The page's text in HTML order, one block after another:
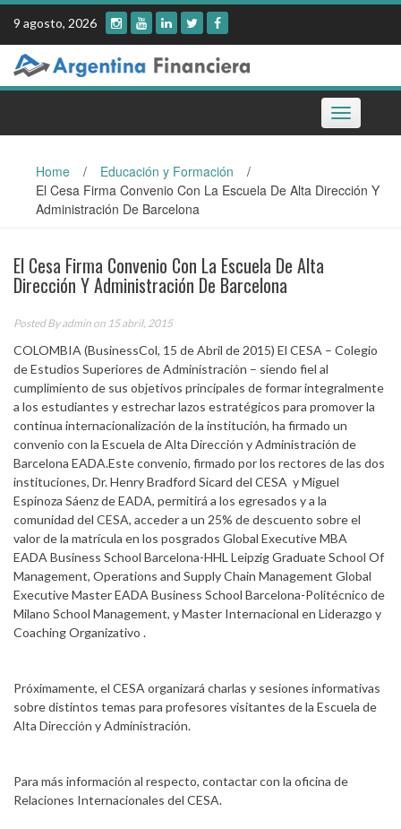
Skip
content
9 agosto, 2026
Toggle
navigation
Home / Educación y Formación
/
El Cesa Firma Convenio Con La Escuela De Alta Dirección Y
Administración De Barcelona
El Cesa Firma Convenio Con La Escuela De Alta
Dirección Y Administración De Barcelona
Posted Byadmin on 15 abril, 2015
COLOMBIA (BusinessCol, 15 de Abril de 2015) El CESA – Colegio
de Estudios Superiores de Administración – siendo fiel al
cumplimiento de sus objetivos principales de formar integralmente
a los estudiantes y estrechar lazos estratégicos para promover la
continua internacionalización de la institución, ha firmado un
convenio con la Escuela de Alta Dirección y Administración de
Barcelona EADA.Este convenio, firmado por los rectores de las dos
instituciones, Dr. Henry Bradford Sicard del CESA y Miguel
Espinoza Sáenz de EADA, permitirá a los egresados y a la
comunidad del CESA, acceder a un 25% de descuento sobre el
valor de la matrícula en los posgrados Global Executive MBA
EADA Business School Barcelona-HHL Leipzig Graduate School Of
Management, Operations and Supply Chain Management Global
Executive Master EADA Business School Barcelona-Politécnico de
Milano School Management, y Master Internacional en Liderazgo y
Coaching Organizativo .
Próximamente, el CESA organizará charlas y sesiones informativas
sobre distintos temas para profesores visitantes de la Escuela de
Alta Dirección y Administración.
Para más información al respecto, contactar con la oficina de
Relaciones Internacionales del CESA.